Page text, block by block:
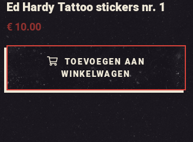
Ed Hardy Tattoo stickers nr. 1
€10.00
TOEVOEGEN AAN
WINKELWAGEN